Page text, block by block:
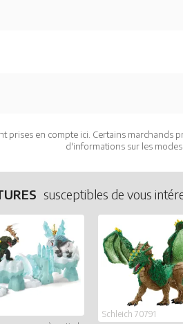
prises en compte ici. Certains marchands
d'informations sur les
susceptibles de vous
Schleich 70791